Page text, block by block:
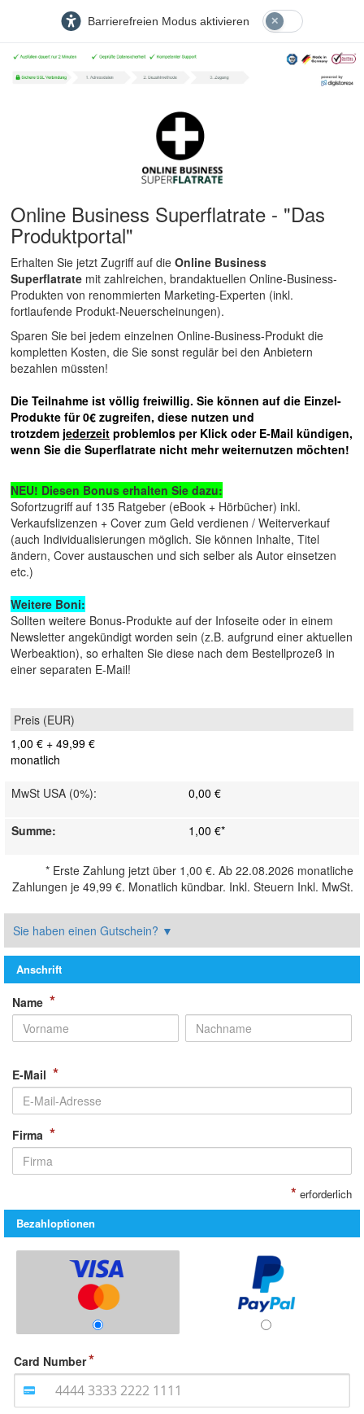
Barrierefreien Modus aktivieren
Online Business Superflatrate - "Das
Produktportal"
Erhalten Sie jetzt Zugriff auf die Online Business
Superflatrate mit zahlreichen, brandaktuellen Online-Business-
Produkten von renommierten Marketing-Experten (inkl.
fortlaufende Produkt-Neuerscheinungen).
Sparen Sie bei jedem einzelnen Online-Business-Produkt die
kompletten Kosten, die Sie sonst regulär bei den Anbietern
bezahlen müssten!
Die Teilnahme ist völlig freiwillig. Sie können auf die Einzel-
Produkte für 0€ zugreifen, diese nutzen und
trotzdem jederzeit problemlos per Klick oder E-Mail kündigen,
wenn Sie die Superflatrate nicht mehr weiternutzen möchten!
NEU! Diesen Bonus erhalten Sie dazu:
Sofortzugriff auf 135 Ratgeber (eBook + Hörbücher) inkl.
Verkaufslizenzen + Cover zum Geld verdienen / Weiterverkauf
(auch Individualisierungen möglich. Sie können Inhalte, Titel
ändern, Cover austauschen und sich selber als Autor einsetzen
etc.)
Weitere Boni:
Sollten weitere Bonus-Produkte auf der Infoseite oder in einem
Newsletter angekündigt worden sein (z.B. aufgrund einer aktuellen
Werbeaktion), so erhalten Sie diese nach dem Bestellprozeß in
einer separaten E-Mail!
1,00 € + 49,99 €
monatlich
MwSt USA (0%): 0,00 €
Summe: 1,00 €*
* Erste Zahlung jetzt über 1,00 €. Ab 22.08.2026 monatliche
Zahlungen je 49,99 €. Monatlich kündbar. Inkl. Steuern Inkl. MwSt.
Sie haben einen Gutschein? ▼
Anschrift
Name *
E-Mail *
Firma *
* erforderlich
Bezahloptionen
Card Number